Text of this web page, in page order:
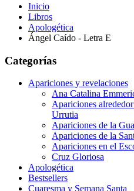
Inicio
Libros
Apologética
Ángel Caído - Letra E
Categorías
Apariciones y revelaciones
Ana Catalina
Apariciones
Urrutia
Apariciones de la
Apariciones de la
Apariciones en el
Cruz Gloriosa
Apologética
Bestsellers
Cuaresma y Semana Santa